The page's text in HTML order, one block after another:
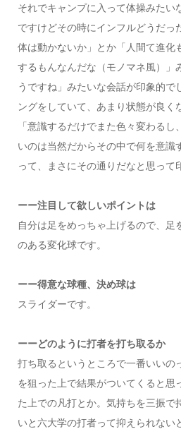
それでキャンプに入って体操みたい
ですけどその時にインフルどうだっ
体は動かないか」とか「人間て進化
するもんなんだな（モノマネ風）」
うですね」みたいな会話が印象的で
ングをしていて、あまり状態が良く
「意識するだけでまた色々変わる
いのは当然だからその中で何を意識
って、まさにその通りだなと思って
ーー注目して欲しいポイントは
自分は足をめっちゃ上げるので、足
のある変化球です。
ーー得意な球種、決め球は
スライダーです。
ーーどのように打者を打ち取るか
打ち取るというところで一番いいの
を狙った上で結果がついてくると思
た上での凡打とか。気持ちを三振で
いと六大学の打者って抑えられない